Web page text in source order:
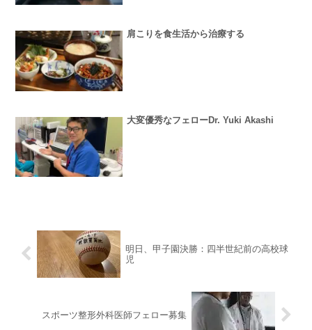
肩こりを食生活から治療する
大変優秀なフェローDr. Yuki Akashi
明日、甲子園決勝：四半世紀前の高校球
児
スポーツ整形外科医師フェロー募集